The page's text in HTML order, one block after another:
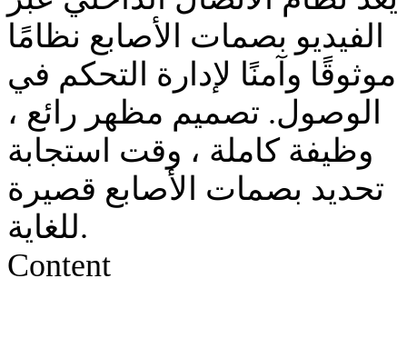
الفيديو بصمات الأصابع نظامًا
موثوقًا وآمنًا لإدارة التحكم في
الوصول. تصميم مظهر رائع ،
وظيفة كاملة ، وقت استجابة
تحديد بصمات الأصابع قصيرة
للغاية.
Content